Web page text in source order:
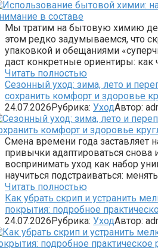
Мы тратим на бытовую химию
этом редко задумываемся, что
упаковкой и обещаниями
даст конкретные ориентиры: как
Читать полностью
Сезонный уход: зима, лето и
сохранить комфорт и здоровье
24.07.2026Рубрика: УходАвтор:
Смена времени года заставляет
привычки адаптироваться снова
воспринимать уход как набор
научиться подстраиваться:
Читать полностью
Как убрать скрип и устранить
покрытия: подробное
24.07.2026Рубрика: УходАвтор: